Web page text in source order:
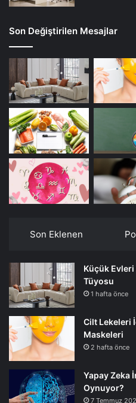
Son Değiştirilen Mesajlar
Son Eklenen
Küçük
Tüyosu
1 hafta önce
Cilt Lekeleri
Maskeleri
2 hafta önce
Yapay Zeka
Oynuyor?
7 Temmuz